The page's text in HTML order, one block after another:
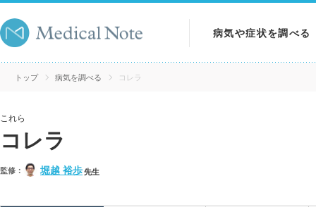
病気や症状を調べる
病気を調べる
トップ 病気を調べる コレラ
これら
コレラ
監修： 堀越 裕歩先生